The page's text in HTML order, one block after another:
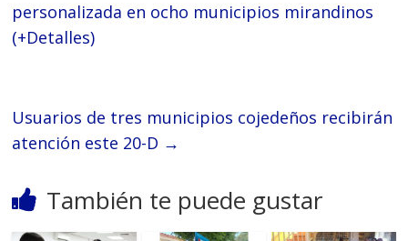
personalizada en ocho municipios mirandinos
(+Detalles)
Usuarios de tres municipios cojedeños recibirán
atención este 20-D →
También te puede gustar